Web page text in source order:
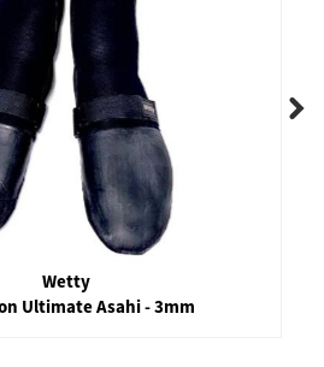
Wetty
Ultimate Asahi - 3mm